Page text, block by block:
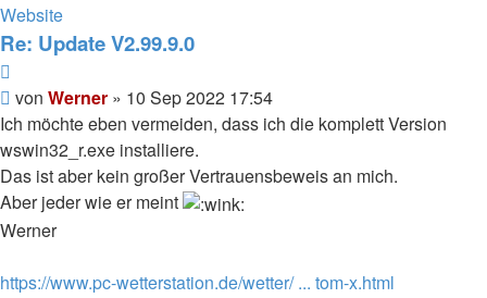
von
Werner
Website
Re: Update V2.99.9.0
Beitrag
von Werner » 10 Sep 2022 17:54
Ich möchte eben vermeiden, dass ich die komplett Version
wswin32_r.exe installiere.
Das ist aber kein großer Vertrauensbeweis an mich.
Aber jeder wie er meint
Werner
https://www.pc-wetterstation.de/wetter/ ... tom-x.html